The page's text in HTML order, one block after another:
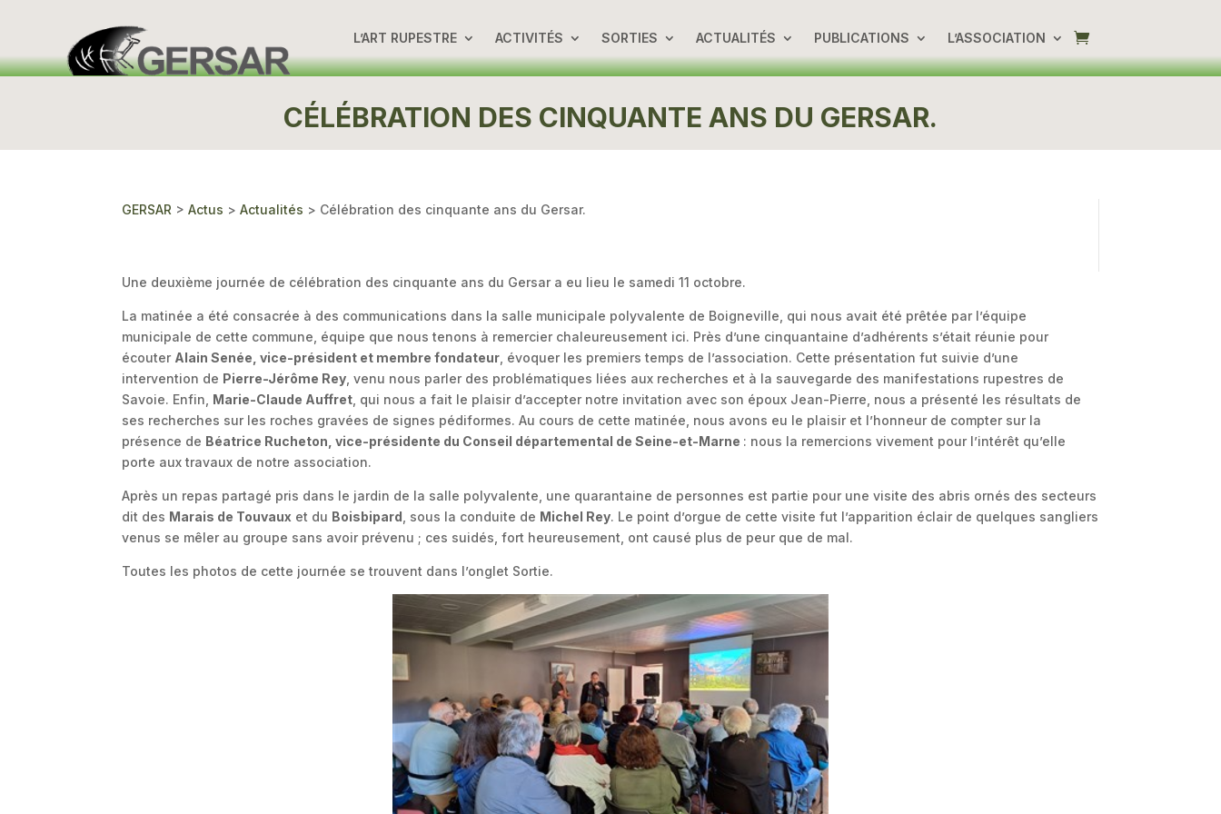
L’ART RUPESTRE ACTIVITÉS SORTIES ACTUALITÉS PUBLICATIONS L’ASSOCIATION
CÉLÉBRATION DES CINQUANTE ANS DU GERSAR.
GERSAR >Actus >Actualités > Célébration des cinquante ans du Gersar.
Une deuxième journée de célébration des cinquante ans du Gersar a eu lieu le samedi 11 octobre.
La matinée a été consacrée à des communications dans la salle municipale polyvalente de Boigneville, qui nous avait été prêtée par l’équipe
municipale de cette commune, équipe que nous tenons à remercier chaleureusement ici. Près d’une cinquantaine d’adhérents s’était réunie pour
écouter Alain Senée, vice-président et membre fondateur , évoquer les premiers temps de l’association. Cette présentation fut suivie d’une
intervention de Pierre-Jérôme Rey , venu nous parler des problématiques liées aux recherches et à la sauvegarde des manifestations rupestres de
Savoie. Enfin, Marie-Claude Auffret , qui nous a fait le plaisir d’accepter notre invitation avec son époux Jean-Pierre, nous a présenté les résultats de
ses recherches sur les roches gravées de signes pédiformes. Au cours de cette matinée, nous avons eu le plaisir et l’honneur de compter sur la
présence de Béatrice Rucheton, vice-présidente du Conseil départemental de Seine-et-Marne : nous la remercions vivement pour l’intérêt qu’elle
porte aux travaux de notre association.
Après un repas partagé pris dans le jardin de la salle polyvalente, une quarantaine de personnes est partie pour une visite des abris ornés des secteurs
dit des Marais de Touvaux et du Boisbipard , sous la conduite de Michel Rey. Le point d’orgue de cette visite fut l’apparition éclair de quelques sangliers
venus se mêler au groupe sans avoir prévenu ; ces suidés, fort heureusement, ont causé plus de peur que de mal.
Toutes les photos de cette journée se trouvent dans l’onglet Sortie.